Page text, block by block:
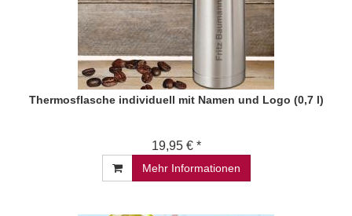
Thermosflasche individuell mit Namen und Logo (0,7 l)
19,95 € *
Mehr Informationen